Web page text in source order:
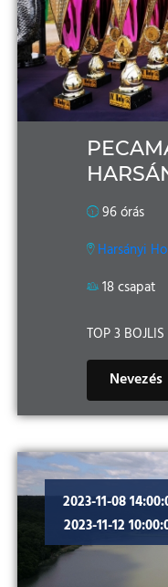
96 órás
Harsányi
18 csapat
TOP 3
Nevezés
2023-11-08
2023-11-12